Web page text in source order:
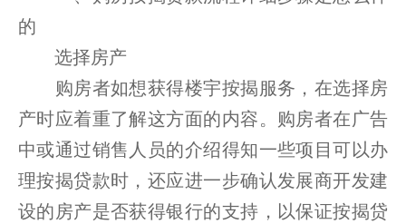
的
选择房产
购房者如想获得楼宇按揭服务，在选择房
产时应着重了解这方面的内容。购房者在广告
中或通过销售人员的介绍得知一些项目可以办
理按揭贷款时，还应进一步确认发展商开发建
设的房产是否获得银行的支持，以保证按揭贷